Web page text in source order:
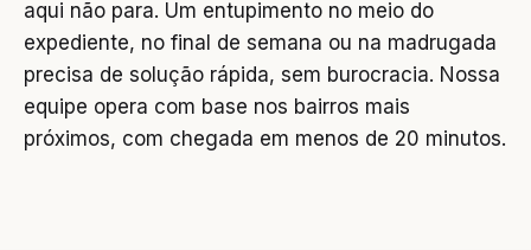
aqui não para. Um entupimento no meio do
expediente, no final de semana ou na madrugada
precisa de solução rápida, sem burocracia. Nossa
equipe opera com base nos bairros mais
próximos, com chegada em menos de 20 minutos.